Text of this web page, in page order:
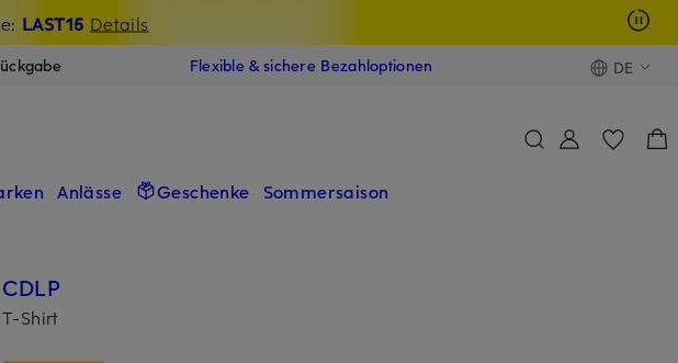
LAST15 Details
sichern
Flexible & sichere Bezahloptionen DE
Anlässe Geschenke Sommersaison
CDLP
T-Shirt